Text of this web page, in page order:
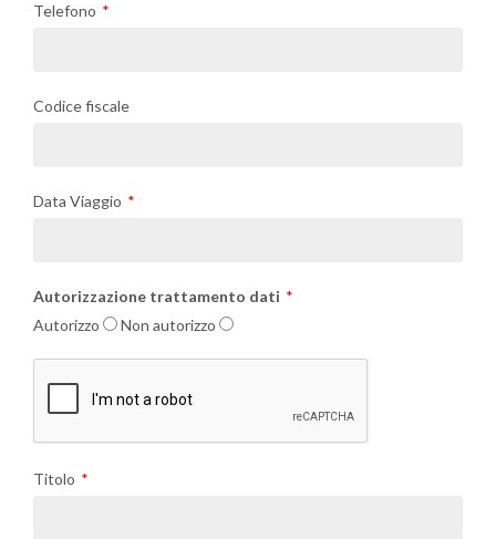
Telefono
Codice fiscale
Data Viaggio
Autorizzazione trattamento dati
Autorizzo
Non autorizzo
Titolo